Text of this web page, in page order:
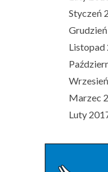
Styczeń
Listopad
Marzec
Luty